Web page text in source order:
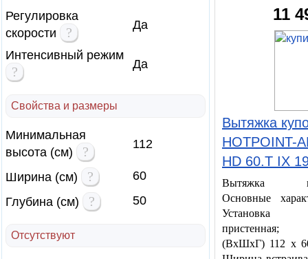
Регулировка
скорости
? Да
Интенсивный режим
? Да
Свойства и размеры
Минимальная
высота (см)
? 112
Ширина (см) ?
60
Глубина (см)
? 50
Отсутствуют
11
Вытяжка
HOTPOINT-
HD 60.T IX
Вытяжка
Основные
Установка
пристенная;
(ВхШхГ) 112 x